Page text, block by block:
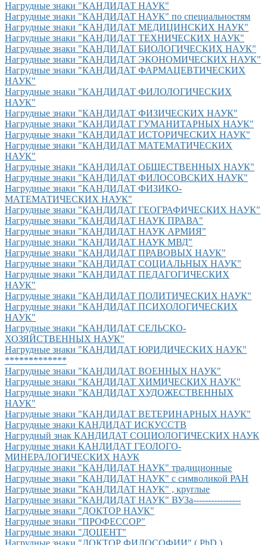
Нагрудные знаки "КАНДИДАТ НАУК"
Нагрудные знаки "КАНДИДАТ НАУК" по специальностям
Нагрудные знаки "КАНДИДАТ МЕДИЦИНСКИХ НАУК"
Нагрудные знаки "КАНДИДАТ ТЕХНИЧЕСКИХ НАУК"
Нагрудные знаки "КАНДИДАТ БИОЛОГИЧЕСКИХ НАУК"
Нагрудные знаки "КАНДИДАТ ЭКОНОМИЧЕСКИХ НАУК"
Нагрудные знаки "КАНДИДАТ ФАРМАЦЕВТИЧЕСКИХ
НАУК"
Нагрудные знаки "КАНДИДАТ ФИЛОЛОГИЧЕСКИХ
НАУК"
Нагрудные знаки "КАНДИДАТ ФИЗИЧЕСКИХ НАУК"
Нагрудные знаки "КАНДИДАТ ГУМАНИТАРНЫХ НАУК"
Нагрудные знаки "КАНДИДАТ ИСТОРИЧЕСКИХ НАУК"
Нагрудные знаки "КАНДИДАТ МАТЕМАТИЧЕСКИХ
НАУК"
Нагрудные знаки "КАНДИДАТ ОБЩЕСТВЕННЫХ НАУК"
Нагрудные знаки "КАНДИДАТ ФИЛОСОВСКИХ НАУК"
Нагрудные знаки "КАНДИДАТ ФИЗИКО-
МАТЕМАТИЧЕСКИХ НАУК"
Нагрудные знаки "КАНДИДАТ ГЕОГРАФИЧЕСКИХ НАУК"
Нагрудные знаки "КАНДИДАТ НАУК ПРАВА"
Нагрудные знаки "КАНДИДАТ НАУК АРМИЯ"
Нагрудные знаки "КАНДИДАТ НАУК МВД"
Нагрудные знаки "КАНДИДАТ ПРАВОВЫХ НАУК"
Нагрудные знаки "КАНДИДАТ СОЦИАЛЬНЫХ НАУК"
Нагрудные знаки "КАНДИДАТ ПЕДАГОГИЧЕСКИХ
НАУК"
Нагрудные знаки "КАНДИДАТ ПОЛИТИЧЕСКИХ НАУК"
Нагрудные знаки "КАНДИДАТ ПСИХОЛОГИЧЕСКИХ
НАУК"
Нагрудные знаки "КАНДИДАТ СЕЛЬСКО-
ХОЗЯЙСТВЕННЫХ НАУК"
Нагрудные знаки "КАНДИДАТ ЮРИДИЧЕСКИХ НАУК"
*************
Нагрудные знаки "КАНДИДАТ ВОЕННЫХ НАУК"
Нагрудные знаки "КАНДИДАТ ХИМИЧЕСКИХ НАУК"
Нагрудные знаки "КАНДИДАТ ХУДОЖЕСТВЕННЫХ
НАУК"
Нагрудные знаки "КАНДИДАТ ВЕТЕРИНАРНЫХ НАУК"
Нагрудные знаки КАНДИДАТ ИСКУССТВ
Нагрудный знак КАНДИДАТ СОЦИОЛОГИЧЕСКИХ НАУК
Нагрудные знаки КАНДИДАТ ГЕОЛОГО-
МИНЕРАЛОГИЧЕСКИХ НАУК
Нагрудные знаки "КАНДИДАТ НАУК" традиционные
Нагрудные знаки "КАНДИДАТ НАУК" с символикой РАН
Нагрудные знаки "КАНДИДАТ НАУК" , круглые
Нагрудные знаки "КАНДИДАТ НАУК" ВУЗа----------------
Нагрудные знаки "ДОКТОР НАУК"
Нагрудные знаки "ПРОФЕССОР"
Нагрудные знаки "ДОЦЕНТ"